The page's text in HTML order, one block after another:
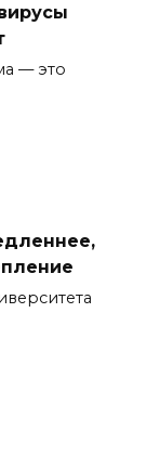
— это